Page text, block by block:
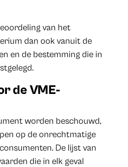
van het
dan ook vanuit de
en de bestemming die in
de VME-
worden beschouwd,
op de onrechtmatige
De lijst van
die in elk geval